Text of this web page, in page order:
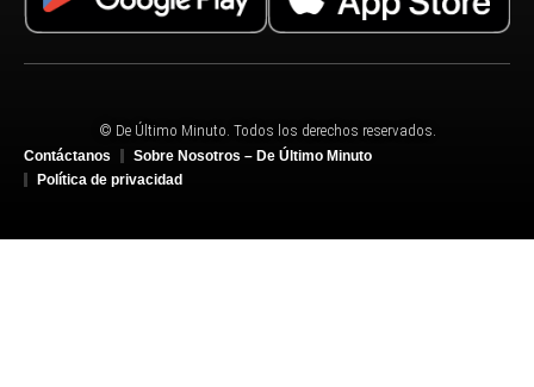
© De Último Minuto. Todos los derechos reservados.
Contáctanos
Sobre Nosotros – De Último Minuto
Política de privacidad